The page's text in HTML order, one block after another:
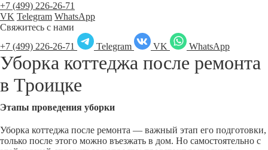
+7 (499) 226-26-71
VK Telegram WhatsApp
Свяжитесь с нами
+7 (499) 226-26-71
Telegram VK WhatsApp
Уборка коттеджа после ремонта
в Троицке
Этапы проведения уборки
Уборка коттеджа после ремонта — важный этап его подготовки,
только после этого можно въезжать в дом. Но самостоятельно с